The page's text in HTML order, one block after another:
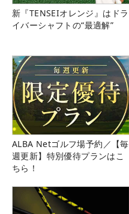
新『TENSEIオレンジ』はドラ
イバーシャフトの“最適解”
ALBA Netゴルフ場予約／【毎
週更新】特別優待プランはこ
ちら！